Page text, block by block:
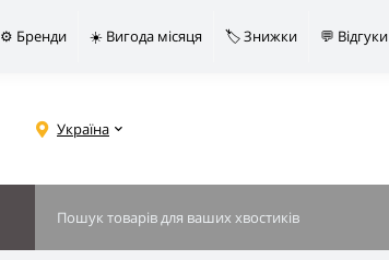
⚙️ Бренди ☀️ Вигода місяця 🏷️ Знижки 💬 Відгуки
Україна